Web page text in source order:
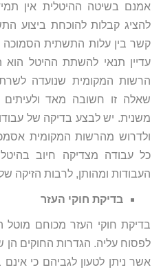
אמנם בשיטה ההיטלית אין
להציג קבלות להוכחת ביצוע
קשר בין עלות התשתית הסמוכה
עדיין תנאי להשתת ההיטל
הרשות המקומית שנועדה
שאלה זו חשובה מאד
משנית. יש לבצע בדיקה של
ולדרוש מהרשות המקומית
כל עבודה מצדיקה חיוב
העבודות ומהותן, לרבות הזיקה
בדיקת חוקי העזר
בדיקת חוקי העזר מכוחם מוטל
לפסוח עליה. הגדרות החוקים הן
אשר ניתן לטעון לגביהם כי